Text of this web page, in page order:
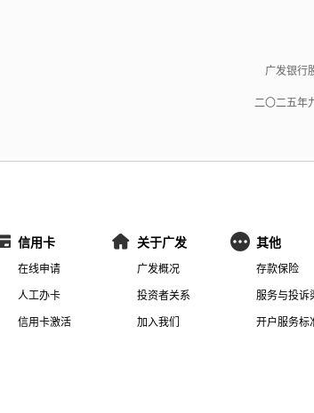
广发银行
二〇二五年
信用卡
在线申请
人工办卡
信用卡激活
关于广发
广发概况
投资者关系
加入我们
其他
存款保险
服务与投诉
开户服务标